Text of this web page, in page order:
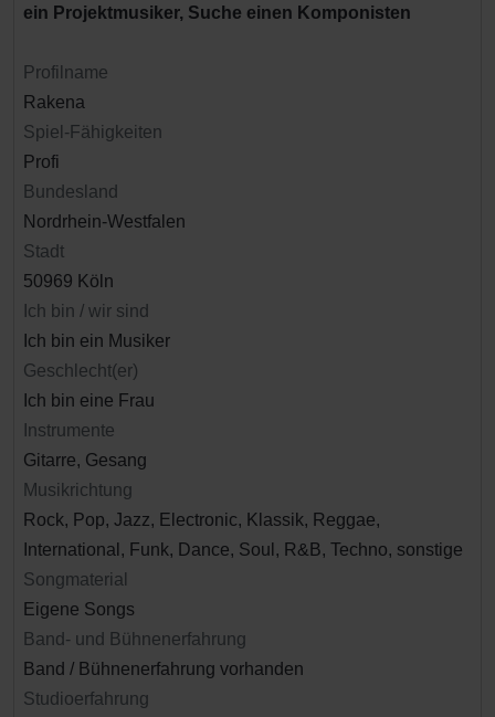
ein Projektmusiker, Suche einen Komponisten
Profilname
Rakena
Spiel-Fähigkeiten
Profi
Bundesland
Nordrhein-Westfalen
Stadt
50969 Köln
Ich bin / wir sind
Ich bin ein Musiker
Geschlecht(er)
Ich bin eine Frau
Instrumente
Gitarre, Gesang
Musikrichtung
Rock, Pop, Jazz, Electronic, Klassik, Reggae,
International, Funk, Dance, Soul, R&B, Techno, sonstige
Songmaterial
Eigene Songs
Band- und Bühnenerfahrung
Band / Bühnenerfahrung vorhanden
Studioerfahrung